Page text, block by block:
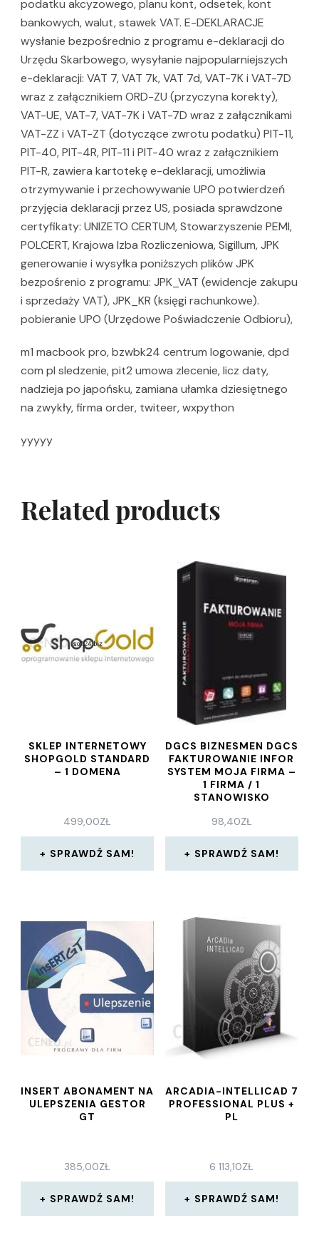
podatku akcyzowego, planu kont, odsetek, kont
bankowych, walut, stawek VAT. E-DEKLARACJE
wysłanie bezpośrednio z programu e-deklaracji do
Urzędu Skarbowego, wysyłanie najpopularniejszych
e-deklaracji: VAT 7, VAT 7k, VAT 7d, VAT-7K i VAT-7D
wraz z załącznikiem ORD-ZU (przyczyna korekty),
VAT-UE, VAT-7, VAT-7K i VAT-7D wraz z załącznikami
VAT-ZZ i VAT-ZT (dotyczące zwrotu podatku) PIT-11,
PIT-40, PIT-4R, PIT-11 i PIT-40 wraz z załącznikiem
PIT-R, zawiera kartotekę e-deklaracji, umożliwia
otrzymywanie i przechowywanie UPO potwierdzeń
przyjęcia deklaracji przez US, posiada sprawdzone
certyfikaty: UNIZETO CERTUM, Stowarzyszenie PEMI,
POLCERT, Krajowa Izba Rozliczeniowa, Sigillum, JPK
generowanie i wysyłka poniższych plików JPK
bezpośrenio z programu: JPK_VAT (ewidencje zakupu
i sprzedaży VAT), JPK_KR (księgi rachunkowe).
pobieranie UPO (Urzędowe Poświadczenie Odbioru),
m1 macbook pro, bzwbk24 centrum logowanie, dpd
com pl sledzenie, pit2 umowa zlecenie, licz daty,
nadzieja po japońsku, zamiana ułamka dziesiętnego
na zwykły, firma order, twiteer, wxpython
yyyyy
Related products
SKLEP INTERNETOWY
SHOPGOLD STANDARD
– 1 DOMENA
499,00ZŁ
SPRAWDŹ SAM!
DGCS BIZNESMEN DGCS
FAKTUROWANIE INFOR
SYSTEM MOJA FIRMA –
1 FIRMA / 1
STANOWISKO
98,40ZŁ
SPRAWDŹ SAM!
INSERT ABONAMENT NA
ULEPSZENIA GESTOR
GT
385,00ZŁ
SPRAWDŹ SAM!
ARCADIA-INTELLICAD 7
PROFESSIONAL PLUS +
PL
6 113,10ZŁ
SPRAWDŹ SAM!